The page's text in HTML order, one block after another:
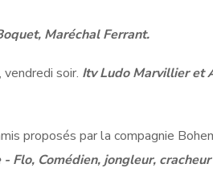
Maréchal Ferrant.
soir. Itv Ludo Marvillier et
proposés par la compagnie
Flo, Comédien, jongleur,